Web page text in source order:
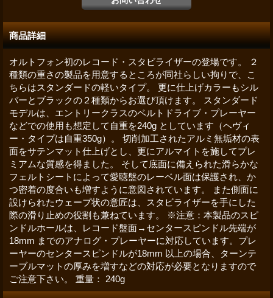
商品詳細
オルトフォン初のレコード・スタビライザーの登場です。 ２
種類の重さの製品を用意するところが同社らしい拘りで、こ
ちらはスタンダードの軽いタイプ。 更に仕上げカラーもシル
バーとブラックの２種類からお選び頂けます。 スタンダード
モデルは、エントリークラスのベルトドライブ・プレーヤー
などでの使用も想定して自重を240g としています（ヘヴィ
ー・タイプは自重350g）。 切削加工されたアルミ無垢材の表
面をサテンマット仕上げとし、更にアルマイトを施してプレ
ミアムな質感を得ました。 そして底面に備えられた滑らかな
フェルトシートによって愛聴盤のレーベル面は保護され、か
つ密着の度合いも増すように意図されています。 また側面に
設けられたウェーブ状の意匠は、スタビライザーを手にした
際の滑り止めの役割も兼ねています。 ※注意：本製品のスピ
ンドルホールは、レコード盤面→センタースピンドル先端が
18mm までのアナログ・プレーヤーに対応しています。プレ
ーヤーのセンタースピンドルが18mm 以上の場合、ターンテ
ーブルマットの厚みを増すなどの対応が必要となりますので
ご注意下さい。 重量： 240g